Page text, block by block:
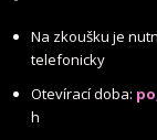
Na zkoušku je
telefonicky
Otevírací doba:
h